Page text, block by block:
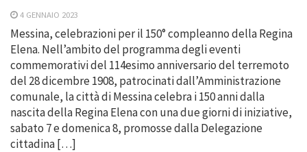
4 GENNAIO 2023
Messina, celebrazioni per il 150° compleanno della Regina
Elena. Nell’ambito del programma degli eventi
commemorativi del 114esimo anniversario del terremoto
del 28 dicembre 1908, patrocinati dall’Amministrazione
comunale, la città di Messina celebra i 150 anni dalla
nascita della Regina Elena con una due giorni di iniziative,
sabato 7 e domenica 8, promosse dalla Delegazione
cittadina […]